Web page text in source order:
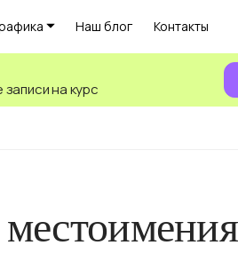
Наш блог Контакты
записи на курс